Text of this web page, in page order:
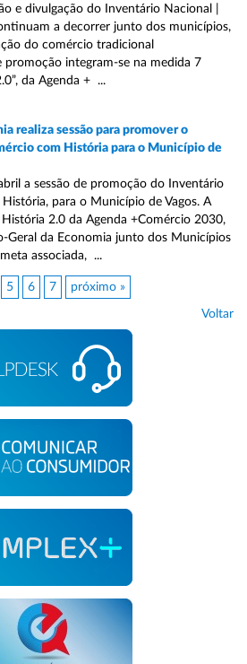
e divulgação do Inventário Nacional |
a decorrer junto dos municípios,
do comércio tradicional
promoção integram-se na medida 7
da Agenda + ...
realiza sessão para promover o
com História para o Município de
a sessão de promoção do Inventário
para o Município de Vagos. A
2.0 da Agenda +Comércio 2030,
Geral da Economia junto dos Municípios
associada, ...
5 6 7 próximo »
Voltar